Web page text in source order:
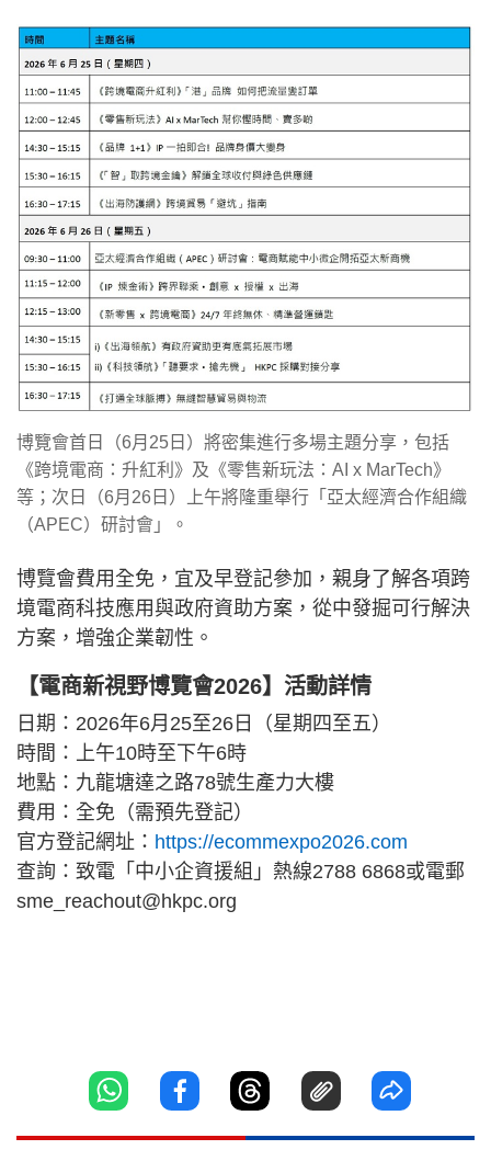
博覽會首日（6月25日）將密集進行多場主題分享，包括
《跨境電商：升紅利》及《零售新玩法：AI x MarTech》
等；次日（6月26日）上午將隆重舉行「亞太經濟合作組織
（APEC）研討會」。
博覽會費用全免，宜及早登記參加，親身了解各項跨
境電商科技應用與政府資助方案，從中發掘可行解決
方案，增強企業韌性。
【電商新視野博覽會2026】活動詳情
日期：2026年6月25至26日（星期四至五）
時間：上午10時至下午6時
地點：九龍塘達之路78號生產力大樓
費用：全免（需預先登記）
官方登記網址： https://ecommexpo2026.com
查詢：致電「中小企資援組」熱線2788 6868或電郵
sme_reachout@hkpc.org